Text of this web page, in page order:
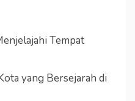
Tempat
yang Bersejarah di